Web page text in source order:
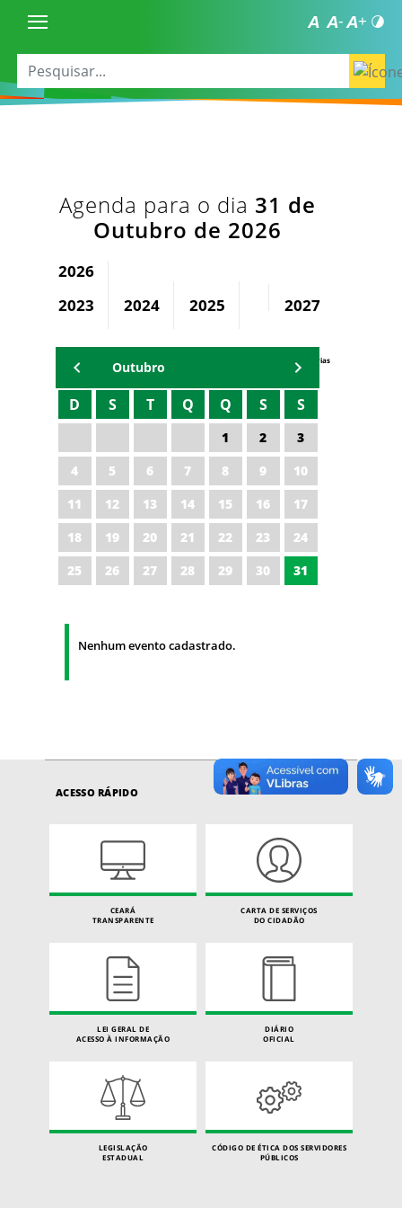
Agenda para o dia 31 de
Outubro de 2026
2026
2023
2024 2025 2027
Agenda Secretárias
Outubro
D S T Q Q S S
1 2
3
4
5 6 7 8 9
10
11
12 13 14 15 16
17
18
19 20 21 22 23
24
25
26 27 28 29 30 31
Nenhum evento cadastrado.
ACESSO RÁPIDO
CEARÁ
TRANSPARENTE
CARTA DE SERVIÇOS
DO CIDADÃO
LEI GERAL DE
ACESSO À INFORMAÇÃO
DIÁRIO
OFICIAL
LEGISLAÇÃO
ESTADUAL
CÓDIGO DE ÉTICA DOS SERVIDORES
PÚBLICOS